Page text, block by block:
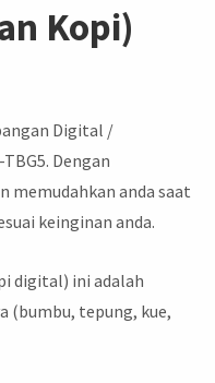
Kopi)
Digital /
Dengan
memudahkan anda saat
keinginan anda.
digital) ini adalah
(bumbu, tepung, kue,